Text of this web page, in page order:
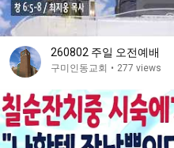
260802 주일 오전예배
구미인동교회 • 277 views